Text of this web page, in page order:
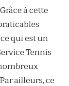
à cette
qui est un
Tennis
ailleurs, ce